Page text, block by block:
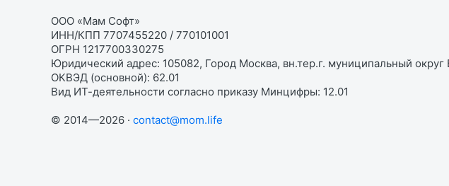
ООО «Мам Софт»
ИНН/КПП 7707455220 / 770101001
ОГРН 1217700330275
Юридический адрес: 105082, Город Москва, вн.тер.г. муниципальный
ОКВЭД (основной): 62.01
Вид ИТ-деятельности согласно приказу Минцифры: 12.01
© 2014—2026 · contact@mom.life